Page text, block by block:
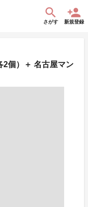
さがす 新規登録
2個）＋ 名古屋マン